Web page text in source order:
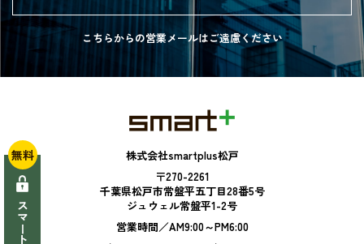
こちらからの営業メールはご遠慮ください
株式会社smartplus松戸
〒270-2261
千葉県松戸市常盤平五丁目28番5号
ジュウェル常盤平1-2号
営業時間／AM9:00～PM6:00
無料